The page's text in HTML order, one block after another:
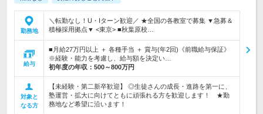
勤務地
＼転勤なし！U・Iターン歓迎／ ★全国の各教室で募集 ▼急募＆
積極採用拠点▼ <東京> ■秋葉原校…
給与
■月給27万円以上 ＋ 各種手当 ＋ 賞与(年2回)《前職給与保証》
※経験・能力を考慮し、給与額を決定い…
初年度の年収： 500～800万円
対象と
なる方
【未経験・第二新卒歓迎】 ◎生徒さんの成長・進路を第一に、
塾運営・拡大に向けてともに頑張れる方を歓迎します！ ★勤
務地など希望に沿います！